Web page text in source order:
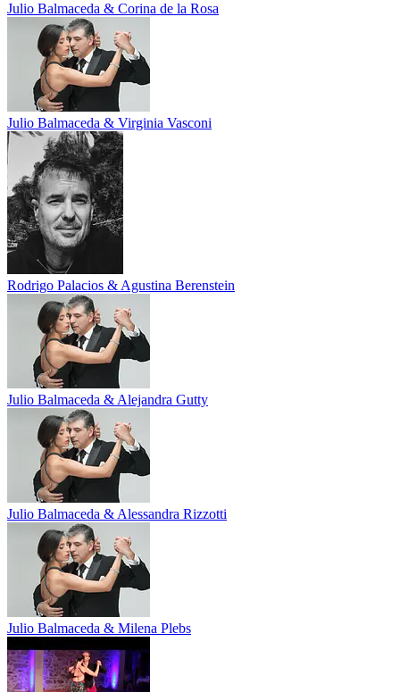
Julio Balmaceda & Corina de la Rosa
Julio Balmaceda & Virginia Vasconi
Rodrigo Palacios & Agustina Berenstein
Julio Balmaceda & Alejandra Gutty
Julio Balmaceda & Alessandra Rizzotti
Julio Balmaceda & Milena Plebs